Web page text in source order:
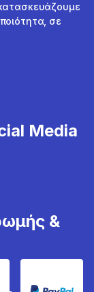
σε
Media
&